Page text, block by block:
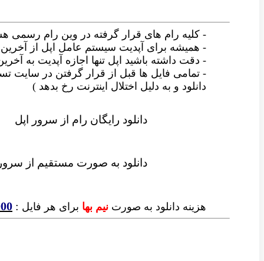
- کلیه رام های قرار گرفته در وین رام
- همیشه برای آپدیت سیستم عامل اپل از
- دقت داشته باشید اپل تنها اجازه آپدیت به
- تمامی فایل ها قبل از قرار گرفتن در
دانلود و به دلیل اختلال اینترنت رخ بدهد )
دانلود رایگان رام از سرور اپل
دانلود به صورت مستقیم از
هزینه دانلود به صورت نیم بها برای هر فایل :